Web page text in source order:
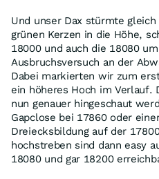
Und unser Dax stürmte
grünen Kerzen in die Höhe,
18000 und auch die 18080
Ausbruchsversuch an der
Dabei markierten wir zum
ein höheres Hoch im Verlauf.
nun genauer hingeschaut
Gapclose bei 17860 oder
Dreiecksbildung auf der
hochstreben sind dann easy
18080 und gar 18200